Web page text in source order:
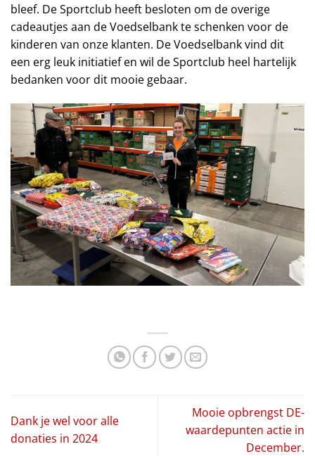
bleef. De Sportclub heeft besloten om de overige
cadeautjes aan de Voedselbank te schenken voor de
kinderen van onze klanten. De Voedselbank vind dit
een erg leuk initiatief en wil de Sportclub heel hartelijk
bedanken voor dit mooie gebaar.
Dank je wel voor alle
donaties in 2024
Mooie opbrengst DE-
waardepunten actie in
December.